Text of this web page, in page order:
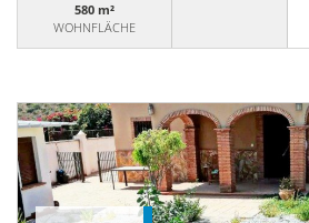
580 m²
WOHNFLÄCHE